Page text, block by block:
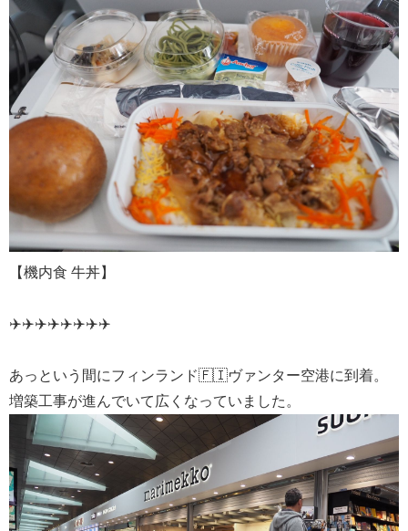
【機内食 牛丼】
✈️✈️✈️✈️✈️✈️✈️✈️
あっという間にフィンランド🇫🇮ヴァンター空港に到着。
増築工事が進んでいて広くなっていました。